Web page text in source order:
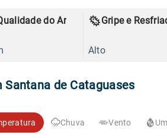
do Ar Gripe e
Alto
de Cataguases
Chuva Vento